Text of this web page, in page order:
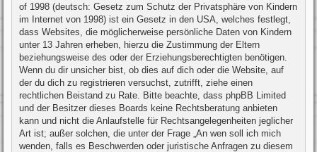
of 1998 (deutsch: Gesetz zum Schutz der Privatsphäre von Kindern
im Internet von 1998) ist ein Gesetz in den USA, welches festlegt,
dass Websites, die möglicherweise persönliche Daten von Kindern
unter 13 Jahren erheben, hierzu die Zustimmung der Eltern
beziehungsweise des oder der Erziehungsberechtigten benötigen.
Wenn du dir unsicher bist, ob dies auf dich oder die Website, auf
der du dich zu registrieren versuchst, zutrifft, ziehe einen
rechtlichen Beistand zu Rate. Bitte beachte, dass phpBB Limited
und der Besitzer dieses Boards keine Rechtsberatung anbieten
kann und nicht die Anlaufstelle für Rechtsangelegenheiten jeglicher
Art ist; außer solchen, die unter der Frage „An wen soll ich mich
wenden, falls es Beschwerden oder juristische Anfragen zu diesem